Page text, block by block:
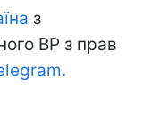
з
ВР з прав